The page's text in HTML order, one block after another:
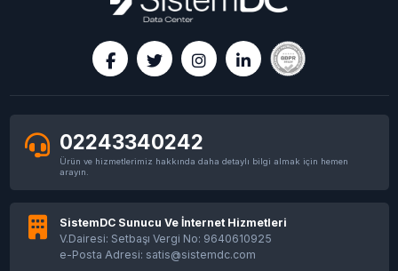
Ryzen 9 9950X ECC Kurumsal Sunucu: Non-
2U Sunucu Barındırma İstanbul | Business
1U Sunucu Barındırma İstanbul | Fiyat ve Paket
Veri Merkezi Lokasyonu Nasıl Seçilir? İstanbul
ve Türkiye Rehberi
02243340242
Ürün ve hizmetlerimiz hakkında daha detaylı bilgi almak için hemen
arayın.
SistemDC Sunucu Ve İnternet Hizmetleri
V.Dairesi: Setbaşı Vergi No: 9640610925
e-Posta Adresi: satis@sistemdc.com